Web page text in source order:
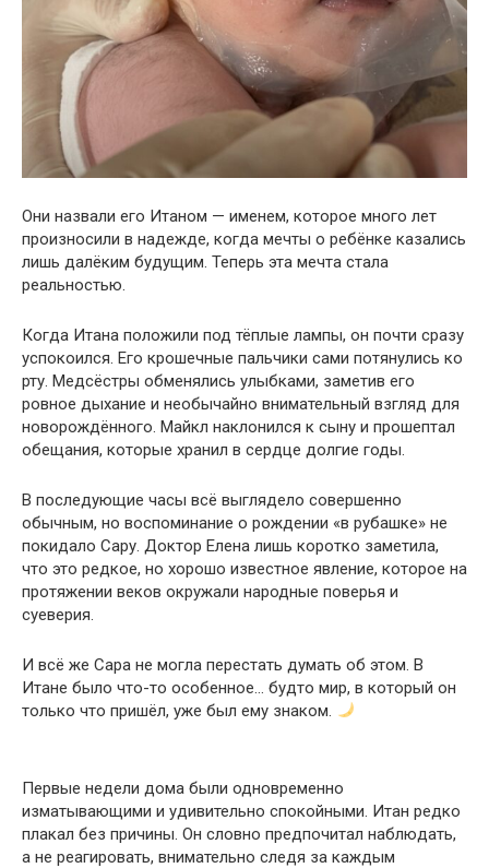
Они назвали его Итаном — именем, которое много лет
произносили в надежде, когда мечты о ребёнке казались
лишь далёким будущим. Теперь эта мечта стала
реальностью.
Когда Итана положили под тёплые лампы, он почти сразу
успокоился. Его крошечные пальчики сами потянулись ко
рту. Медсёстры обменялись улыбками, заметив его
ровное дыхание и необычайно внимательный взгляд для
новорождённого. Майкл наклонился к сыну и прошептал
обещания, которые хранил в сердце долгие годы.
В последующие часы всё выглядело совершенно
обычным, но воспоминание о рождении «в рубашке» не
покидало Сару. Доктор Елена лишь коротко заметила,
что это редкое, но хорошо известное явление, которое на
протяжении веков окружали народные поверья и
суеверия.
И всё же Сара не могла перестать думать об этом. В
Итане было что-то особенное… будто мир, в который он
только что пришёл, уже был ему знаком.
Первые недели дома были одновременно
изматывающими и удивительно спокойными. Итан редко
плакал без причины. Он словно предпочитал наблюдать,
а не реагировать, внимательно следя за каждым